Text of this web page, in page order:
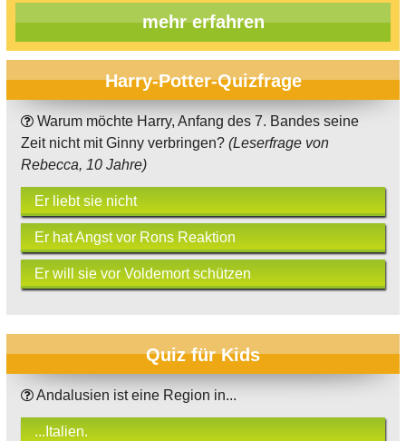
mehr erfahren
Harry-Potter-Quizfrage
Warum möchte Harry, Anfang des 7. Bandes seine
Zeit nicht mit Ginny verbringen? (Leserfrage von
Rebecca, 10 Jahre)
Er liebt sie nicht
Er hat Angst vor Rons Reaktion
Er will sie vor Voldemort schützen
Quiz für Kids
Andalusien ist eine Region in...
...Italien.